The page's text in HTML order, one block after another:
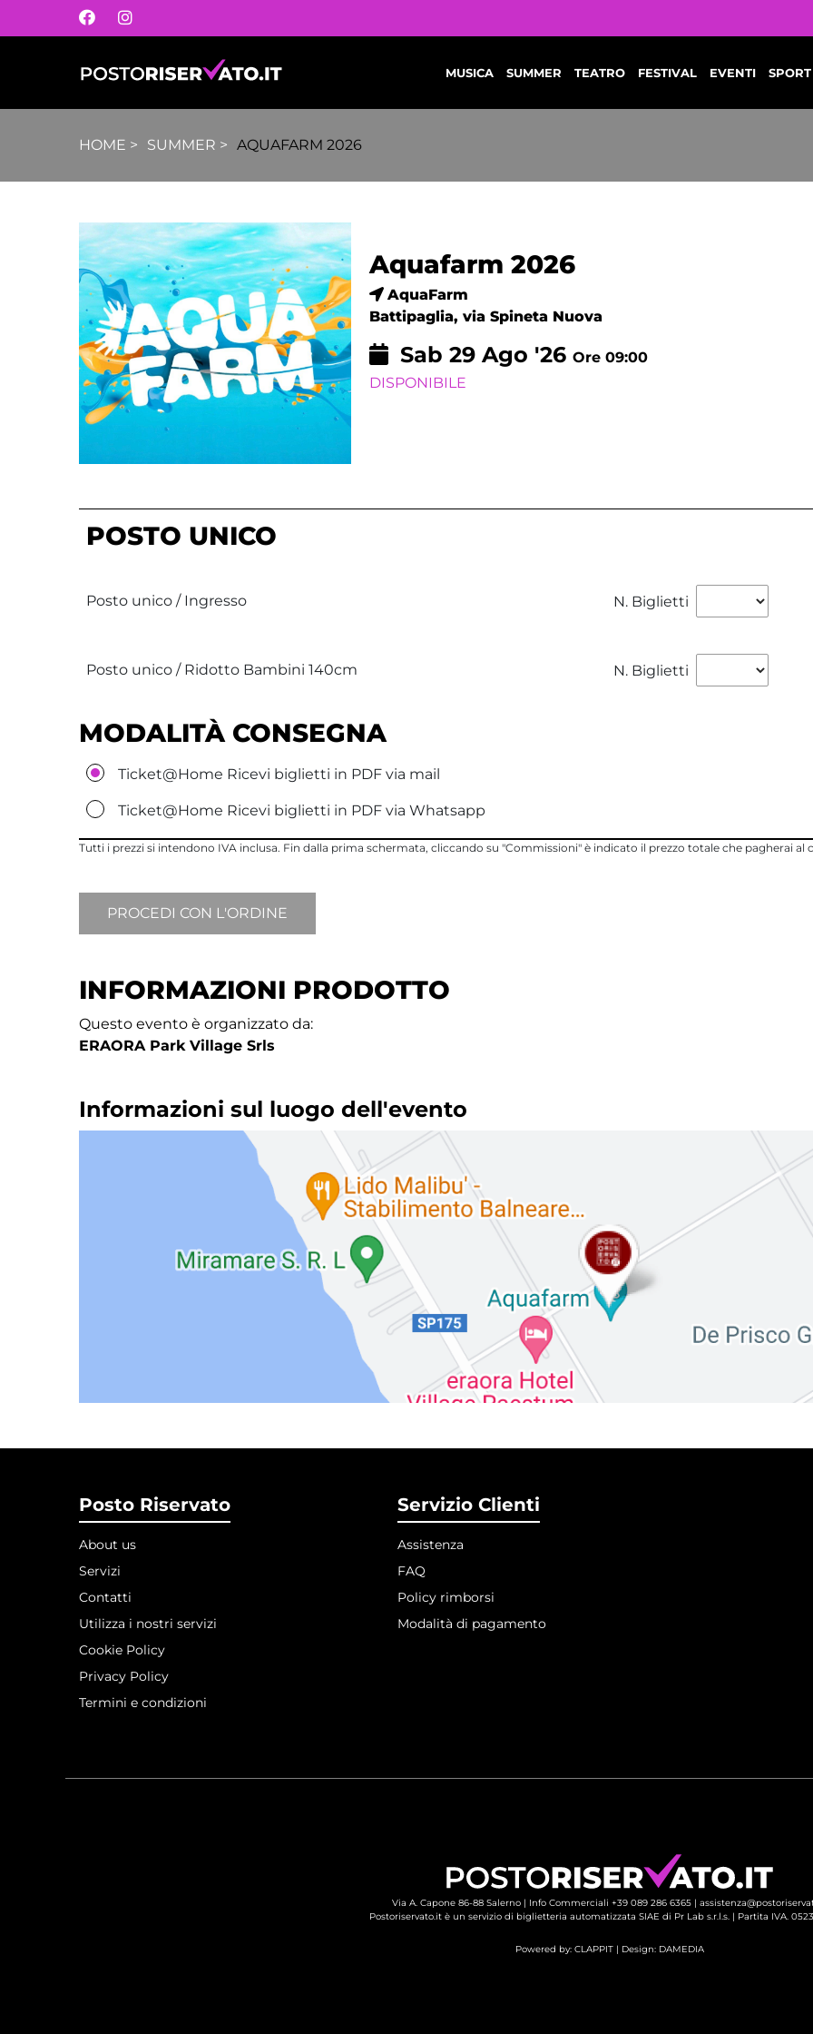
MUSICA SUMMER TEATRO FESTIVAL EVENTI SPORT
HOME > SUMMER > AQUAFARM 2026
Aquafarm 2026
AquaFarm
Battipaglia, via Spineta Nuova
Sab 29 Ago '26 Ore 09:00
DISPONIBILE
POSTO UNICO
Posto unico / Ingresso N. Biglietti
Posto unico / Ridotto Bambini 140cm N. Biglietti
MODALITÀ CONSEGNA
Ticket@Home Ricevi biglietti in PDF via mail
Ticket@Home Ricevi biglietti in PDF via Whatsapp
Tutti i prezzi si intendono IVA inclusa. Fin dalla prima schermata, cliccando su "Commissioni" è indicato il prezzo totale che pagherai al
INFORMAZIONI PRODOTTO
Questo evento è organizzato da:
ERAORA Park Village Srls
Informazioni sul luogo dell'evento
Posto Riservato
About us
Servizi
Contatti
Utilizza i nostri servizi
Cookie Policy
Privacy Policy
Termini e condizioni
Servizio Clienti
Assistenza
FAQ
Policy rimborsi
Modalità di pagamento
Via A. Capone 86-88 Salerno | Info Commerciali +39 089 286 6365|
Postoriservato.it è un servizio di biglietteria automatizzata SIAE di Pr Lab s.r.l.s. | Partita IVA.
Powered by: CLAPPIT | Design: DAMEDIA